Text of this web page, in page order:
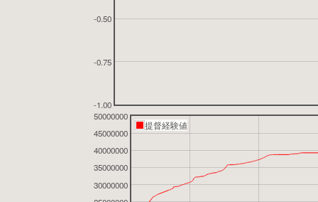
-1.00
-0.75
-0.50
30000000
35000000
40000000
45000000
50000000
提督経験値